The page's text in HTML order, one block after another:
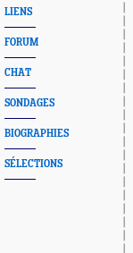
LIENS
FORUM
CHAT
SONDAGES
BIOGRAPHIES
SÉLECTIONS